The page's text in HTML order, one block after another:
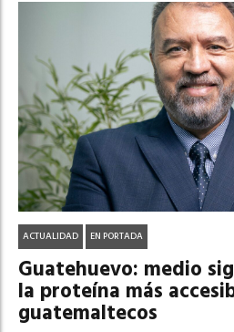
ACTUALIDAD EN PORTADA
Guatehuevo: medio
la proteína más
guatemaltecos